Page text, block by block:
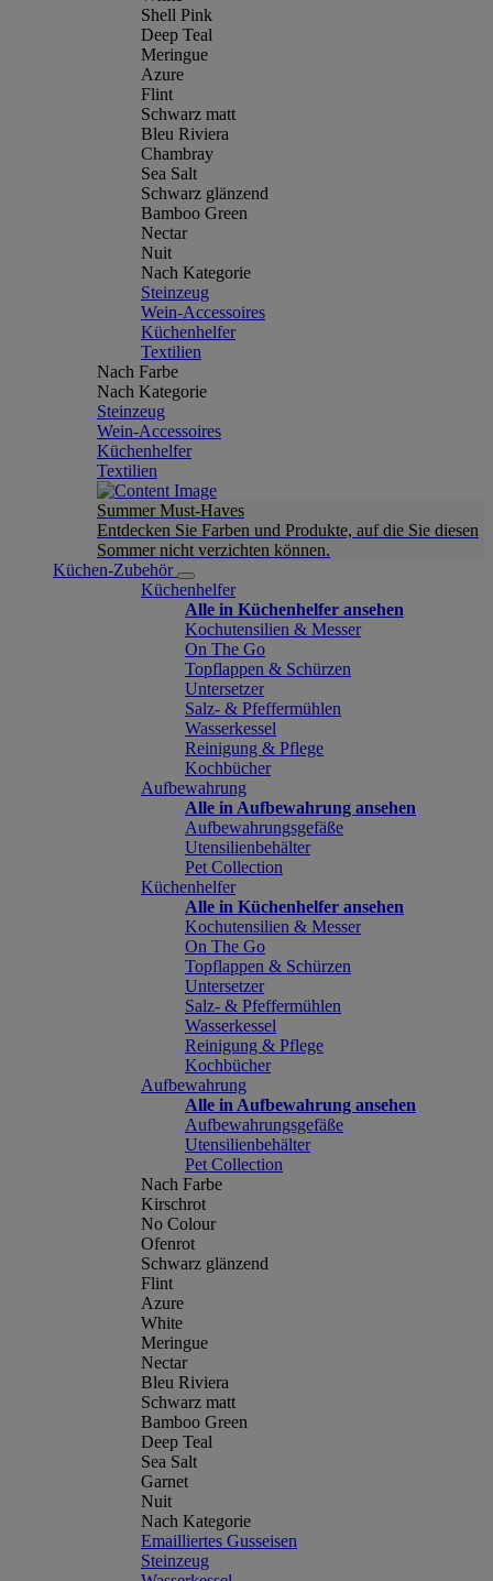
Shell Pink
Deep Teal
Meringue
Azure
Flint
Schwarz matt
Bleu Riviera
Chambray
Sea Salt
Schwarz glänzend
Bamboo Green
Nectar
Nuit
Nach Kategorie
Steinzeug
Wein-Accessoires
Küchenhelfer
Textilien
Nach Farbe
Nach Kategorie
Steinzeug
Wein-Accessoires
Küchenhelfer
Textilien
Summer Must-Haves
Entdecken Sie Farben und Produkte, auf die Sie diesen
Sommer nicht verzichten können.
Küchen-Zubehör
Küchenhelfer
Alle in Küchenhelfer ansehen
Kochutensilien & Messer
On The Go
Topflappen & Schürzen
Untersetzer
Salz- & Pfeffermühlen
Wasserkessel
Reinigung & Pflege
Kochbücher
Aufbewahrung
Alle in Aufbewahrung ansehen
Aufbewahrungsgefäße
Utensilienbehälter
Pet Collection
Küchenhelfer
Alle in Küchenhelfer ansehen
Kochutensilien & Messer
On The Go
Topflappen & Schürzen
Untersetzer
Salz- & Pfeffermühlen
Wasserkessel
Reinigung & Pflege
Kochbücher
Aufbewahrung
Alle in Aufbewahrung ansehen
Aufbewahrungsgefäße
Utensilienbehälter
Pet Collection
Nach Farbe
Kirschrot
No Colour
Ofenrot
Schwarz glänzend
Flint
Azure
White
Meringue
Nectar
Bleu Riviera
Schwarz matt
Bamboo Green
Deep Teal
Sea Salt
Garnet
Nuit
Nach Kategorie
Emailliertes Gusseisen
Steinzeug